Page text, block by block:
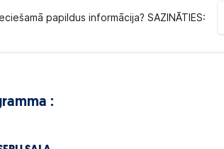
papildus informācija? SAZINĀTIES:
: